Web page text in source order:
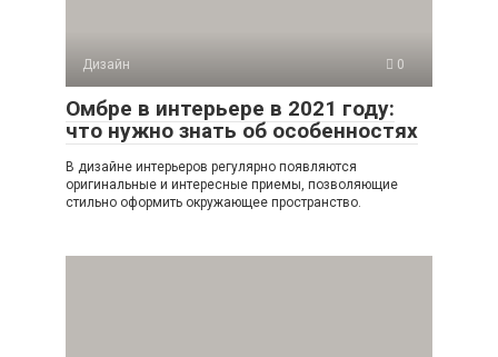
Дизайн 0
Омбре в интерьере в 2021 году:
что нужно знать об особенностях
В дизайне интерьеров регулярно появляются
оригинальные и интересные приемы, позволяющие
стильно оформить окружающее пространство.